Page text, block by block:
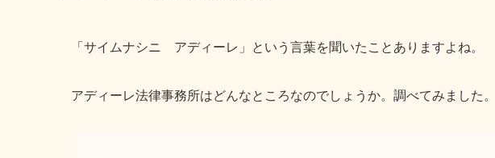
「サイムナシニ アディーレ」という言葉を聞いたことありますよね。
アディーレ法律事務所はどんなところなのでしょうか。調べてみました。